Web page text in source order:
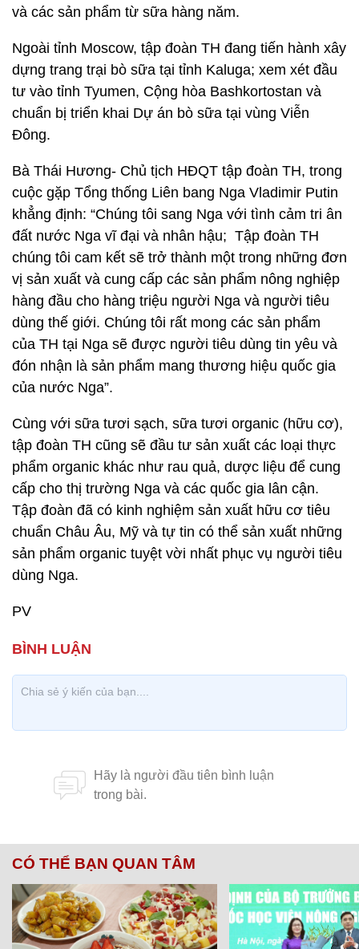
và các sản phẩm từ sữa hàng năm.
Ngoài tỉnh Moscow, tập đoàn TH đang tiến hành xây
dựng trang trại bò sữa tại tỉnh Kaluga; xem xét đầu
tư vào tỉnh Tyumen, Cộng hòa Bashkortostan và
chuẩn bị triển khai Dự án bò sữa tại vùng Viễn
Đông.
Bà Thái Hương- Chủ tịch HĐQT tập đoàn TH, trong
cuộc gặp Tổng thống Liên bang Nga Vladimir Putin
khẳng định: “Chúng tôi sang Nga với tình cảm tri ân
đất nước Nga vĩ đại và nhân hậu; Tập đoàn TH
chúng tôi cam kết sẽ trở thành một trong những đơn
vị sản xuất và cung cấp các sản phẩm nông nghiệp
hàng đầu cho hàng triệu người Nga và người tiêu
dùng thế giới. Chúng tôi rất mong các sản phẩm
của TH tại Nga sẽ được người tiêu dùng tin yêu và
đón nhận là sản phẩm mang thương hiệu quốc gia
của nước Nga”.
Cùng với sữa tươi sạch, sữa tươi organic (hữu cơ),
tập đoàn TH cũng sẽ đầu tư sản xuất các loại thực
phẩm organic khác như rau quả, dược liệu để cung
cấp cho thị trường Nga và các quốc gia lân cận.
Tập đoàn đã có kinh nghiệm sản xuất hữu cơ tiêu
chuẩn Châu Âu, Mỹ và tự tin có thể sản xuất những
sản phẩm organic tuyệt vời nhất phục vụ người tiêu
dùng Nga.
PV
CÓ THỂ BẠN QUAN TÂM